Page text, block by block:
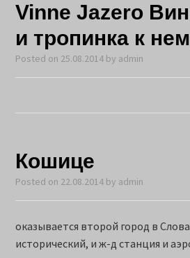
Vinne Jazero
и тропинка к
Posted on 25.08.2014 by admin
Кошице
Posted on 22.08.2014 by admin
оказывается второй город в
исторический, и ж-д станция и